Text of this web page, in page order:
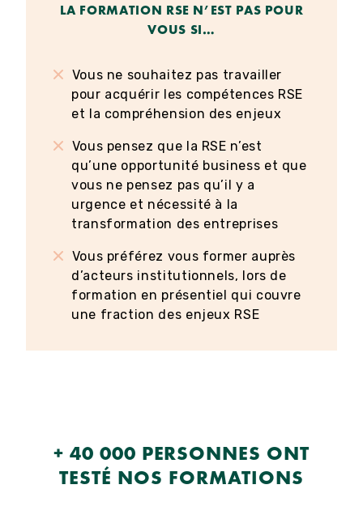
LA FORMATION RSE N’EST PAS POUR
VOUS SI…
Vous ne souhaitez pas travailler
pour acquérir les compétences RSE
et la compréhension des enjeux
Vous pensez que la RSE n’est
qu’une opportunité business et que
vous ne pensez pas qu’il y a
urgence et nécessité à la
transformation des entreprises
Vous préférez vous former auprès
d’acteurs institutionnels, lors de
formation en présentiel qui couvre
une fraction des enjeux RSE
+ 40 000 PERSONNES ONT
TESTÉ NOS FORMATIONS